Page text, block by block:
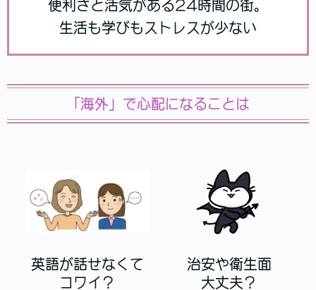
便利さと活気がある24時間の街。
生活も学びもストレスが少ない
「海外」で心配になることは
英語が話せなくて
コワイ？
治安や衛生面
大丈夫？